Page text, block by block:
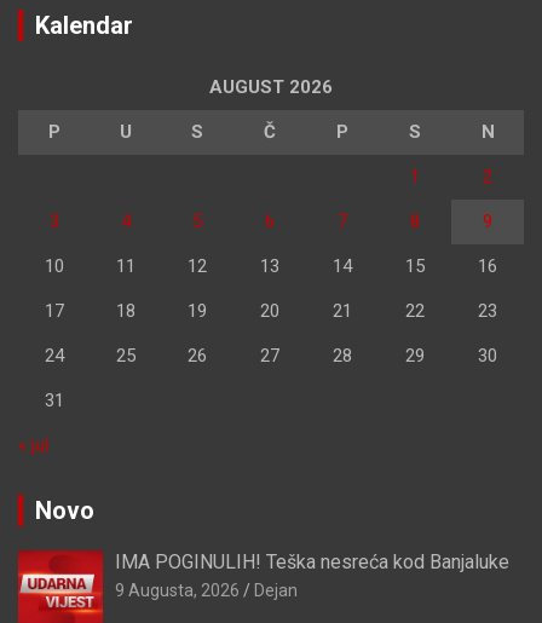
Kalendar
AUGUST 2026
P U S Č P S N
1 2
3 4 5 6 7 8 9
10 11 12 13 14 15 16
17 18 19 20 21 22 23
24 25 26 27 28 29 30
31
« jul
Novo
IMA POGINULIH! Teška nesreća kod Banjaluke
9 Augusta, 2026 Dejan